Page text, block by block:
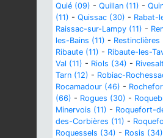
Quié (09) - Quillan (11) -
(11) - Quissac (30) - Rabat-
Raissac-sur-Lampy (11) -
les-Bains (11) - Restinclières
Ribaute (11) - Ribaute-les-
Val (11) - Riols (34) -
Tarn (12) - Robiac-
Rocamadour (46) -
(66) - Rogues (30) -
Minervois (11) - Roquefort-
des-Corbières (11) -
Roquessels (34) - Rosis (34)